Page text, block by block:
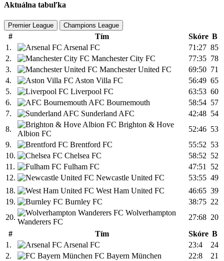
Aktuálna tabuľka
Premier League Champions League
# Tím Skóre B
1.
Arsenal FC 71:27 85
2.
Manchester City FC 77:35 78
3.
Manchester United FC 69:50 71
4.
Aston Villa FC 56:49 65
5.
Liverpool FC 63:53 60
6.
AFC Bournemouth 58:54 57
7.
Sunderland AFC 42:48 54
8.
Brighton & Hove
Albion FC
52:46 53
9.
Brentford FC 55:52 53
10.
Chelsea FC 58:52 52
11.
Fulham FC 47:51 52
12.
Newcastle United FC 53:55 49
18.
West Ham United FC 46:65 39
19.
Burnley FC 38:75 22
20.
Wolverhampton
Wanderers FC
27:68 20
#
Tím Skóre B
1.
Arsenal FC 23:4
24
2.
FC Bayern München 22:8
21